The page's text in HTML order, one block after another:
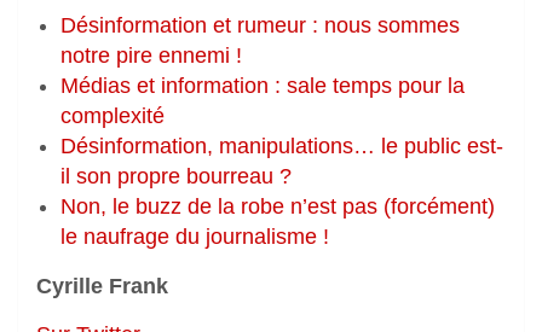
Désinformation et rumeur : nous sommes
notre pire ennemi !
Médias et information : sale temps pour la
complexité
Désinformation, manipulations… le public est-
il son propre bourreau ?
Non, le buzz de la robe n’est pas (forcément)
le naufrage du journalisme !
Cyrille Frank